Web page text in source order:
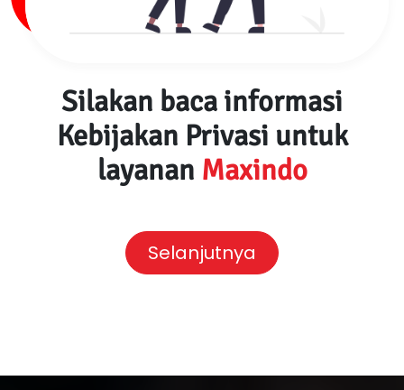
Silakan baca informasi
Kebijakan Privasi untuk
layanan Maxindo
Selanjutnya